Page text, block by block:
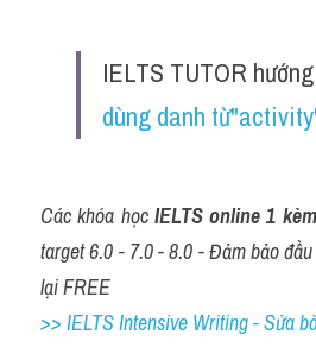
IELTS TUTOR
dùng danh
Các khóa học IELTS online 1
target 6.0 - 7.0 - 8.0 - Đảm bảo
lại FREE
>> IELTS Intensive Writing - Sửa